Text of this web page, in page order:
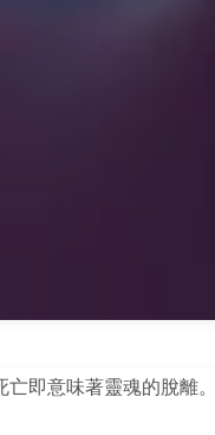
即意味著靈魂的脫離